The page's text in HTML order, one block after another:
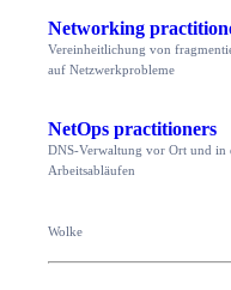
Networking
Vereinheitlichung von
auf Netzwerkprobleme
NetOps practitioners
DNS-Verwaltung vor Ort und in
Arbeitsabläufen
Wolke